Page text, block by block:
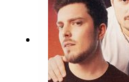
#SpeakeasyByInflux
https://
https://